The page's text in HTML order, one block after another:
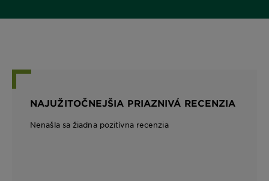
NAJUŽITOČNEJŠIA PRIAZNIVÁ RECENZIA
Nenašla sa žiadna pozitívna recenzia